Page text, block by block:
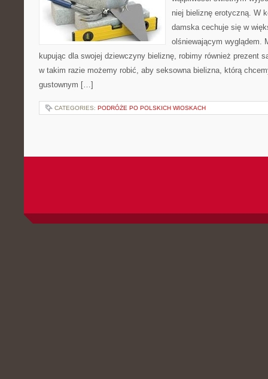
niej bieliznę erotyczną. W
damska cechuje się w
olśniewającym wyglądem.
kupując dla swojej dziewczyny bieliznę, robimy również prezent
w takim razie możemy robić, aby seksowna bielizna, którą
gustownym […]
CATEGORIES: PODRÓŻE PO POLSKICH WIOSKACH